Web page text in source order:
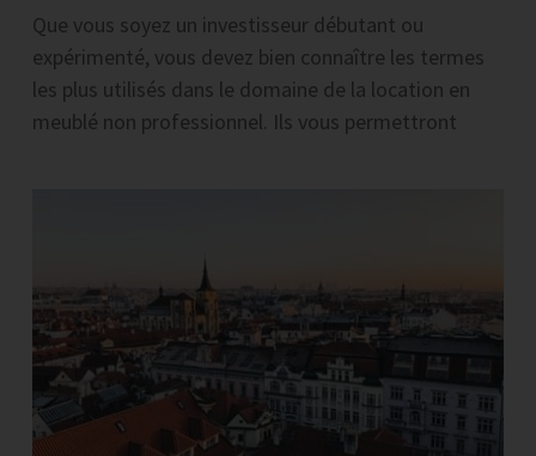
Que vous soyez un investisseur débutant ou
expérimenté, vous devez bien connaître les termes
les plus utilisés dans le domaine de la location en
meublé non professionnel. Ils vous permettront